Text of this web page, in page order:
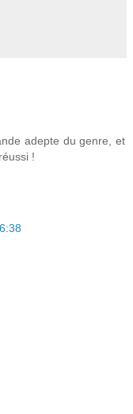
adepte du genre, et
!